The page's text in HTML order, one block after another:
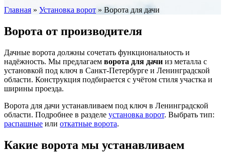
Главная » Установка ворот » Ворота для дачи
Ворота от производителя
Дачные ворота должны сочетать функциональность и
надёжность. Мы предлагаем ворота для дачи из металла с
установкой под ключ в Санкт-Петербурге и Ленинградской
области. Конструкция подбирается с учётом стиля участка и
ширины проезда.
Ворота для дачи устанавливаем под ключ в Ленинградской
области. Подробнее в разделе установка ворот. Выбрать тип:
распашные или откатные ворота.
Какие ворота мы устанавливаем